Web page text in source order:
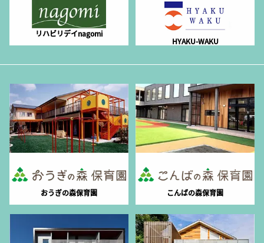
リハビリデイnagomi
HYAKU-WAKU
おうぎの森保育園 こんばの森保育園